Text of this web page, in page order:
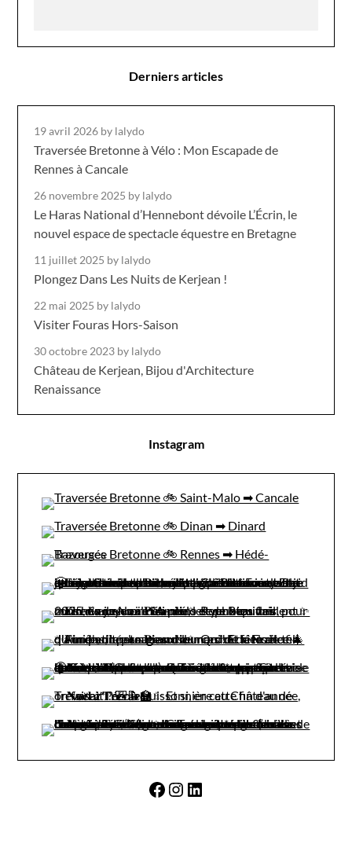
Derniers articles
19 avril 2026 by lalydo
Traversée Bretonne à Vélo : Mon Escapade de
Rennes à Cancale
26 novembre 2025 by lalydo
Le Haras National d’Hennebont dévoile L’Écrin, le
nouvel espace de spectacle équestre en Bretagne
11 juillet 2025 by lalydo
Plongez Dans Les Nuits de Kerjean !
22 mai 2025 by lalydo
Visiter Fouras Hors-Saison
30 octobre 2023 by lalydo
Château de Kerjean, Bijou d'Architecture
Renaissance
Instagram
Facebook
Instagram
LinkedIn